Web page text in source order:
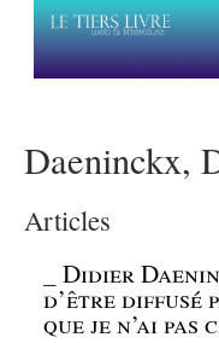
Daeninckx,
Articles
_Didier
d’être diffusé
que je n’ai pas